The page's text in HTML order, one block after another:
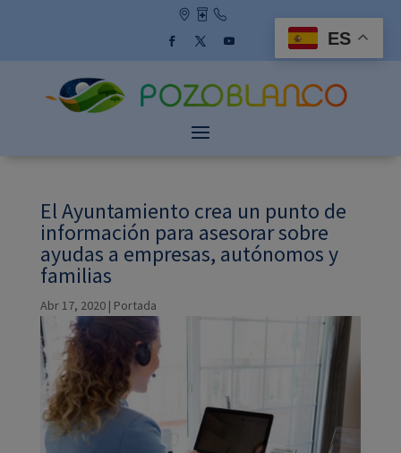
El Ayuntamiento crea un punto de
información para asesorar sobre
ayudas a empresas, autónomos y
familias
Abr 17, 2020| Portada
ES